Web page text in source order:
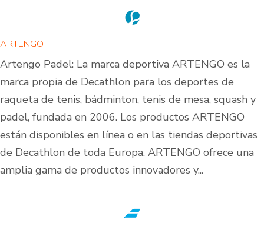
ARTENGO
Artengo Padel: La marca deportiva ARTENGO es la
marca propia de Decathlon para los deportes de
raqueta de tenis, bádminton, tenis de mesa, squash y
padel, fundada en 2006. Los productos ARTENGO
están disponibles en línea o en las tiendas deportivas
de Decathlon de toda Europa. ARTENGO ofrece una
amplia gama de productos innovadores y...